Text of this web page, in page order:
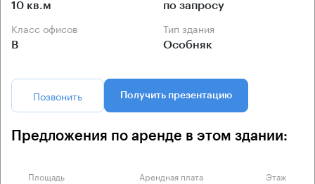
10 кв.м по запросу
Класс офисов
B
Тип здания
Особняк
Позвонить Получить презентацию
Предложения по аренде в этом здании:
Площадь Арендная плата Этаж